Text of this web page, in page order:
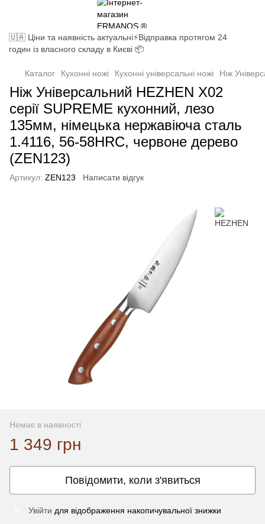
🇺🇦 Ціни та наявність актуальні⚡Відправка протягом 24
годин із власного складу в Києві 📦
Каталог Кухонні ножі Кухонні універсальні ножі Ніж
Ніж Універсальний HEZHEN X02
серії SUPREME кухонний, лезо
135мм, німецька нержавіюча сталь
1.4116, 56-58HRC, червоне дерево
(ZEN123)
Артикул: ZEN123 Написати відгук
Немає в наявності
1 349 грн
Повідомити, коли з'явиться
Увійти для відображення накопичувальної знижки